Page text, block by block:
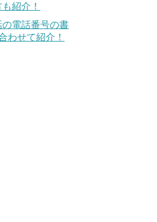
紹介！
電話番号の書
わせて紹介！